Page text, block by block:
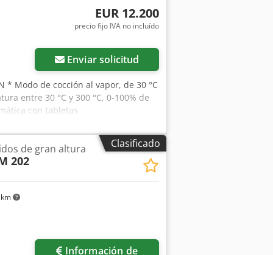
EUR 12.200
precio fijo IVA no incluído
Enviar solicitud
* Modo de cocción al vapor, de 30 °C
entre 30 °C y 300 °C, 0-100% de
con tabletas
Clasificado
de gran altura
202